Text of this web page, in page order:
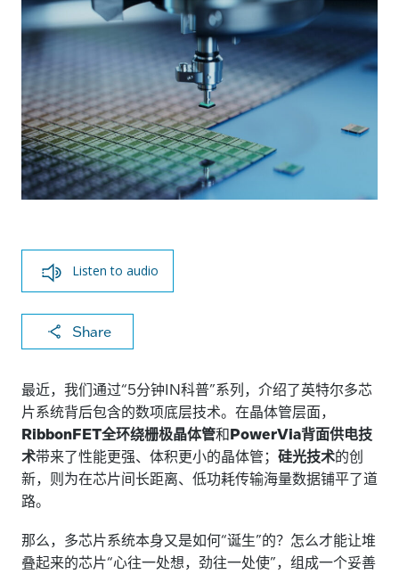
Listen to audio
Share
X
a
c
e
b
o
k
k
e
dI
n
ai
l
p
y
Li
n
最近，我们通过“5分钟IN科普”系列，介绍了英特尔多芯
片系统背后包含的数项底层技术。在晶体管层面，
RibbonFET全环绕栅极晶体管和PowerVia背面供电技
术带来了性能更强、体积更小的晶体管； 硅光技术的创
新，则为在芯片间长距离、低功耗传输海量数据铺平了道
路。
那么，多芯片系统本身又是如何“诞生”的？怎么才能让堆
叠起来的芯片“心往一处想，劲往一处使”，组成一个妥善